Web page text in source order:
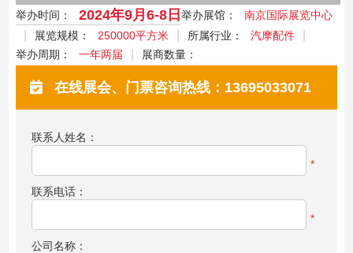
举办时间： 2024年9月6-8日 举办展馆：
南京国际展览中心
展览规模：
250000平方米 所属行业：
汽摩配件
举办周期：
一年两届 展商数量：
在线展会、门票咨询热线：13695033071
联系人姓名：
*
联系电话：
*
公司名称：